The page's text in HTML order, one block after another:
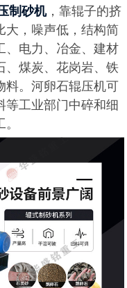
制砂机，靠辊子的挤
大，噪声低，结构简
、电力、冶金、建材
、煤炭、花岗岩、铁
料。河卵石辊压机可
等工业部门中碎和细